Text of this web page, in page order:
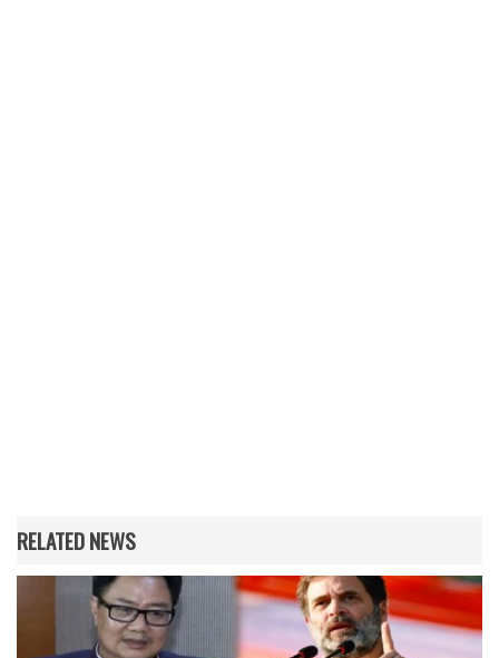
RELATED NEWS